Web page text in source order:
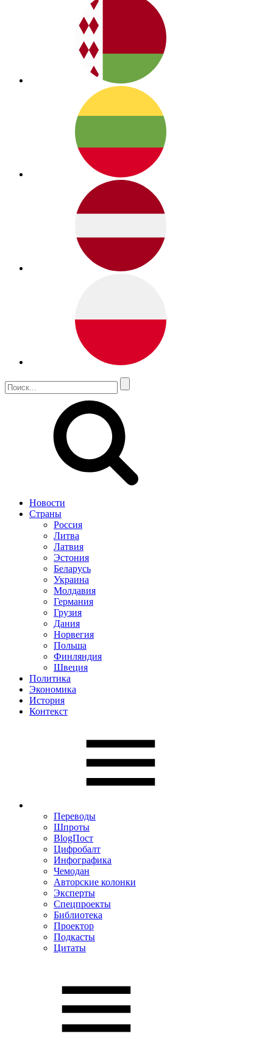
Новости
Страны
Россия
Литва
Латвия
Эстония
Беларусь
Украина
Молдавия
Германия
Грузия
Дания
Норвегия
Польша
Финляндия
Швеция
Политика
Экономика
История
Контекст
Переводы
Шпроты
BlogПост
Цифробалт
Инфографика
Чемодан
Авторские колонки
Эксперты
Спецпроекты
Библиотека
Проектор
Подкасты
Цитаты